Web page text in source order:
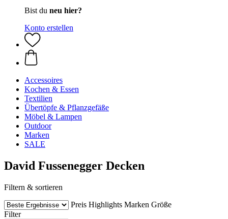
Bist du neu hier?
Konto erstellen
Accessoires
Kochen & Essen
Textilien
Übertöpfe & Pflanzgefäße
Möbel & Lampen
Outdoor
Marken
SALE
David Fussenegger Decken
Filtern & sortieren
Preis Highlights Marken Größe
Filter